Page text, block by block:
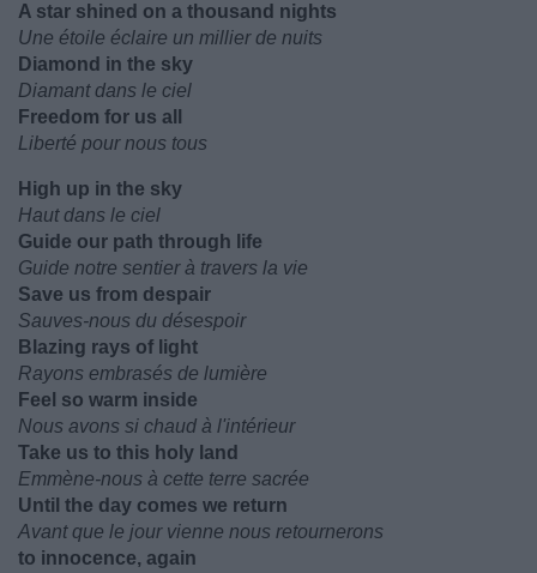
A star shined on a thousand nights
Une étoile éclaire un millier de nuits
Diamond in the sky
Diamant dans le ciel
Freedom for us all
Liberté pour nous tous
High up in the sky
Haut dans le ciel
Guide our path through life
Guide notre sentier à travers la vie
Save us from despair
Sauves-nous du désespoir
Blazing rays of light
Rayons embrasés de lumière
Feel so warm inside
Nous avons si chaud à l'intérieur
Take us to this holy land
Emmène-nous à cette terre sacrée
Until the day comes we return
Avant que le jour vienne nous retournerons
to innocence, again